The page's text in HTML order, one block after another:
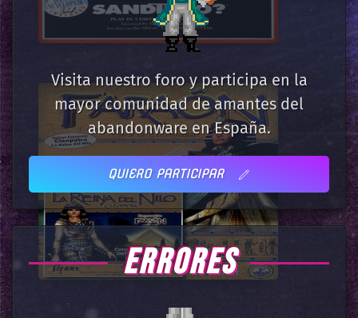
Visita nuestro foro y participa en la
mayor comunidad de amantes del
abandonware en España.
QUIERO PARTICIPAR
ERRORES